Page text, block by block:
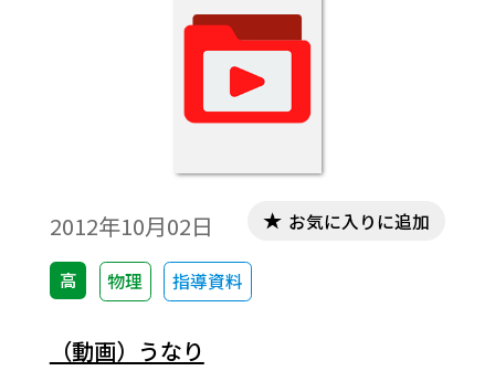
2012年10月02日
高 物理 指導資料
お気に入りに追加
（動画）うなり